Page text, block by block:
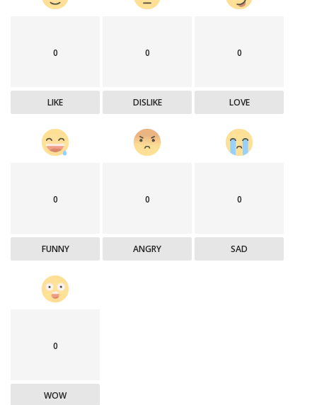
0
LIKE
0
DISLIKE
0
LOVE
0
FUNNY
0
ANGRY
0
SAD
0
WOW